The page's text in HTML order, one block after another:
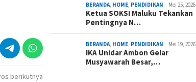
berikutnya
BERANDA HOME PENDIDIKAN Mei 25, 2026
Ketua SOKSI Maluku Tekankan
Pentingnya N…
BERANDA HOME PENDIDIKAN Mei 19, 2026
IKA Unidar Ambon Gelar
Musyawarah Besar,…